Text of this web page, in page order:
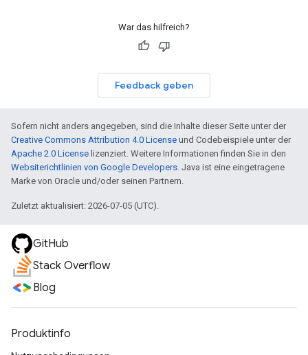
War das hilfreich?
Feedback geben
Sofern nicht anders angegeben, sind die Inhalte dieser Seite unter der
Creative Commons Attribution 4.0 License und Codebeispiele unter der
Apache 2.0 License lizenziert. Weitere Informationen finden Sie in den
Websiterichtlinien von Google Developers. Java ist eine eingetragene
Marke von Oracle und/oder seinen Partnern.
Zuletzt aktualisiert: 2026-07-05 (UTC).
GitHub
Stack Overflow
Blog
Produktinfo